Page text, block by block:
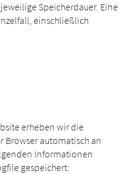
Speicherdauer. Eine
einschließlich
erheben wir die
Browser automatisch an
Informationen
gespeichert: